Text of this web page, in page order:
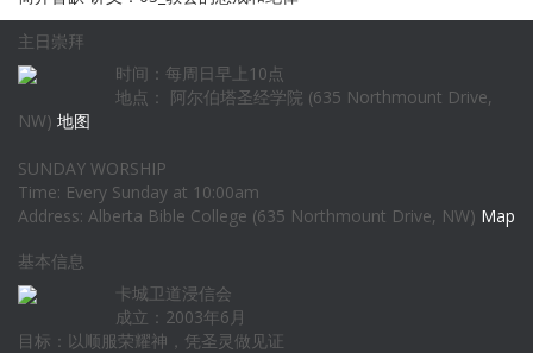
主日崇拜
时间：每周日早上10点
地点： 阿尔伯塔圣经学院 (635 Northmount Drive,
NW) 地图
SUNDAY WORSHIP
Time: Every Sunday at 10:00am
Address: Alberta Bible College (635 Northmount Drive, NW) Map
基本信息
卡城卫道浸信会
成立：2003年6月
目标：以顺服荣耀神，凭圣灵做见证